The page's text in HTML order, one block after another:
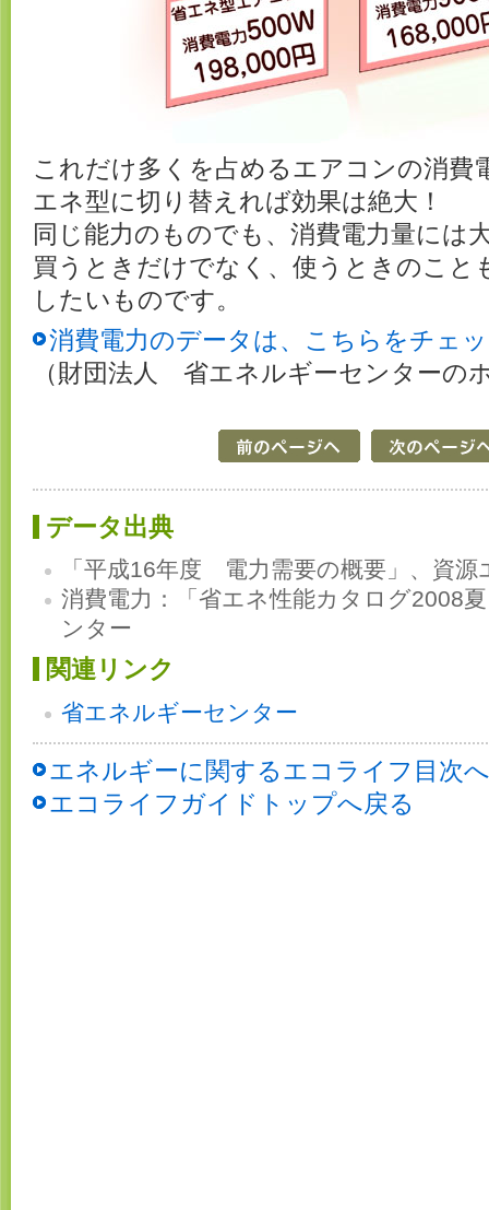
これだけ多くを占めるエアコンの消費
エネ型に切り替えれば効果は絶大！
同じ能力のものでも、消費電力量には
買うときだけでなく、使うときのこと
したいものです。
消費電力のデータは、こちらをチェ
（財団法人 省エネルギーセンターの
データ出典
「平成16年度 電力需要の概要」、資源
消費電力：「省エネ性能カタログ2008
ンター
関連リンク
省エネルギーセンター
エネルギーに関するエコライフ目次
エコライフガイドトップへ戻る